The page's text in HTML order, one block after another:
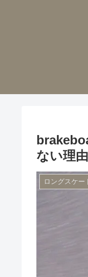
ない理
ロングスケー